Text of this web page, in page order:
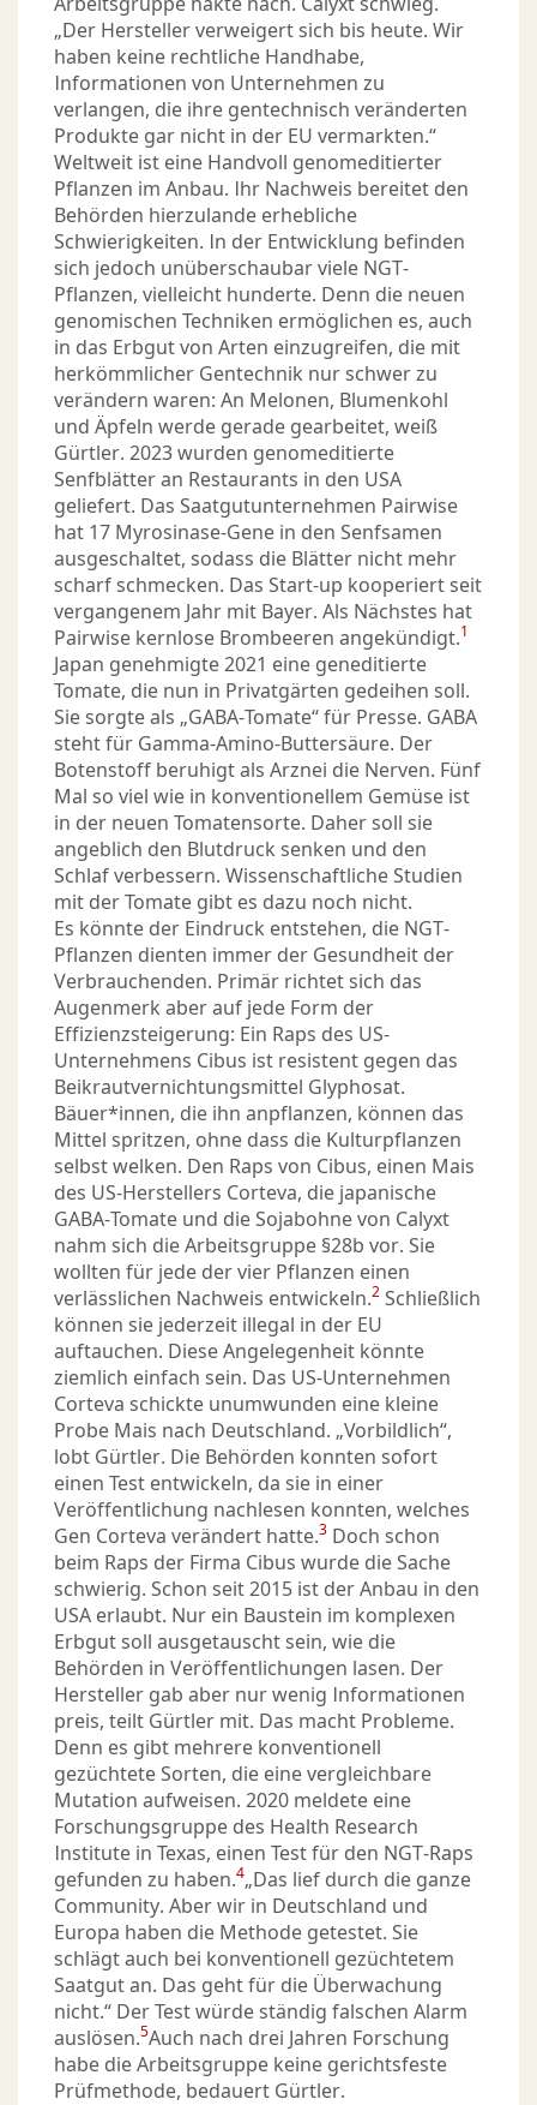
„Der Hersteller verweigert sich bis heute. Wir
haben keine rechtliche Handhabe,
Informationen von Unternehmen zu
verlangen, die ihre gentechnisch veränderten
Produkte gar nicht in der EU vermarkten.“
Weltweit ist eine Handvoll genomeditierter
Pflanzen im Anbau. Ihr Nachweis bereitet den
Behörden hierzulande erhebliche
Schwierigkeiten. In der Entwicklung befinden
sich jedoch unüberschaubar viele NGT-
Pflanzen, vielleicht hunderte. Denn die neuen
genomischen Techniken ermöglichen es, auch
in das Erbgut von Arten einzugreifen, die mit
herkömmlicher Gentechnik nur schwer zu
verändern waren: An Melonen, Blumenkohl
und Äpfeln werde gerade gearbeitet, weiß
Gürtler. 2023 wurden genomeditierte
Senfblätter an Restaurants in den USA
geliefert. Das Saatgutunternehmen Pairwise
hat 17 Myrosinase-Gene in den Senfsamen
ausgeschaltet, sodass die Blätter nicht mehr
scharf schmecken. Das Start-up kooperiert seit
vergangenem Jahr mit Bayer. Als Nächstes hat
Pairwise kernlose Brombeeren angekündigt.1
Japan genehmigte 2021 eine geneditierte
Tomate, die nun in Privatgärten gedeihen soll.
Sie sorgte als „GABA-Tomate“ für Presse. GABA
steht für Gamma-Amino-Buttersäure. Der
Botenstoff beruhigt als Arznei die Nerven. Fünf
Mal so viel wie in konventionellem Gemüse ist
in der neuen Tomatensorte. Daher soll sie
angeblich den Blutdruck senken und den
Schlaf verbessern. Wissenschaftliche Studien
mit der Tomate gibt es dazu noch nicht.
Es könnte der Eindruck entstehen, die NGT-
Pflanzen dienten immer der Gesundheit der
Verbrauchenden. Primär richtet sich das
Augenmerk aber auf jede Form der
Effizienzsteigerung: Ein Raps des US-
Unternehmens Cibus ist resistent gegen das
Beikrautvernichtungsmittel Glyphosat.
Bäuer*innen, die ihn anpflanzen, können das
Mittel spritzen, ohne dass die Kulturpflanzen
selbst welken. Den Raps von Cibus, einen Mais
des US-Herstellers Corteva, die japanische
GABA-Tomate und die Sojabohne von Calyxt
nahm sich die Arbeitsgruppe §28b vor. Sie
wollten für jede der vier Pflanzen einen
verlässlichen Nachweis entwickeln.2 Schließlich
können sie jederzeit illegal in der EU
auftauchen. Diese Angelegenheit könnte
ziemlich einfach sein. Das US-Unternehmen
Corteva schickte unumwunden eine kleine
Probe Mais nach Deutschland. „Vorbildlich“,
lobt Gürtler. Die Behörden konnten sofort
einen Test entwickeln, da sie in einer
Veröffentlichung nachlesen konnten, welches
Gen Corteva verändert hatte.3 Doch schon
beim Raps der Firma Cibus wurde die Sache
schwierig. Schon seit 2015 ist der Anbau in den
USA erlaubt. Nur ein Baustein im komplexen
Erbgut soll ausgetauscht sein, wie die
Behörden in Veröffentlichungen lasen. Der
Hersteller gab aber nur wenig Informationen
preis, teilt Gürtler mit. Das macht Probleme.
Denn es gibt mehrere konventionell
gezüchtete Sorten, die eine vergleichbare
Mutation aufweisen. 2020 meldete eine
Forschungsgruppe des Health Research
Institute in Texas, einen Test für den NGT-Raps
gefunden zu haben.4„Das lief durch die ganze
Community. Aber wir in Deutschland und
Europa haben die Methode getestet. Sie
schlägt auch bei konventionell gezüchtetem
Saatgut an. Das geht für die Überwachung
nicht.“ Der Test würde ständig falschen Alarm
auslösen.5Auch nach drei Jahren Forschung
habe die Arbeitsgruppe keine gerichtsfeste
Prüfmethode, bedauert Gürtler.